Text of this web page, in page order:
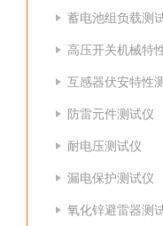
蓄电池组负载测
高压开关机械特
互感器伏安特性
防雷元件测试仪
耐电压测试仪
漏电保护测试仪
氧化锌避雷器测